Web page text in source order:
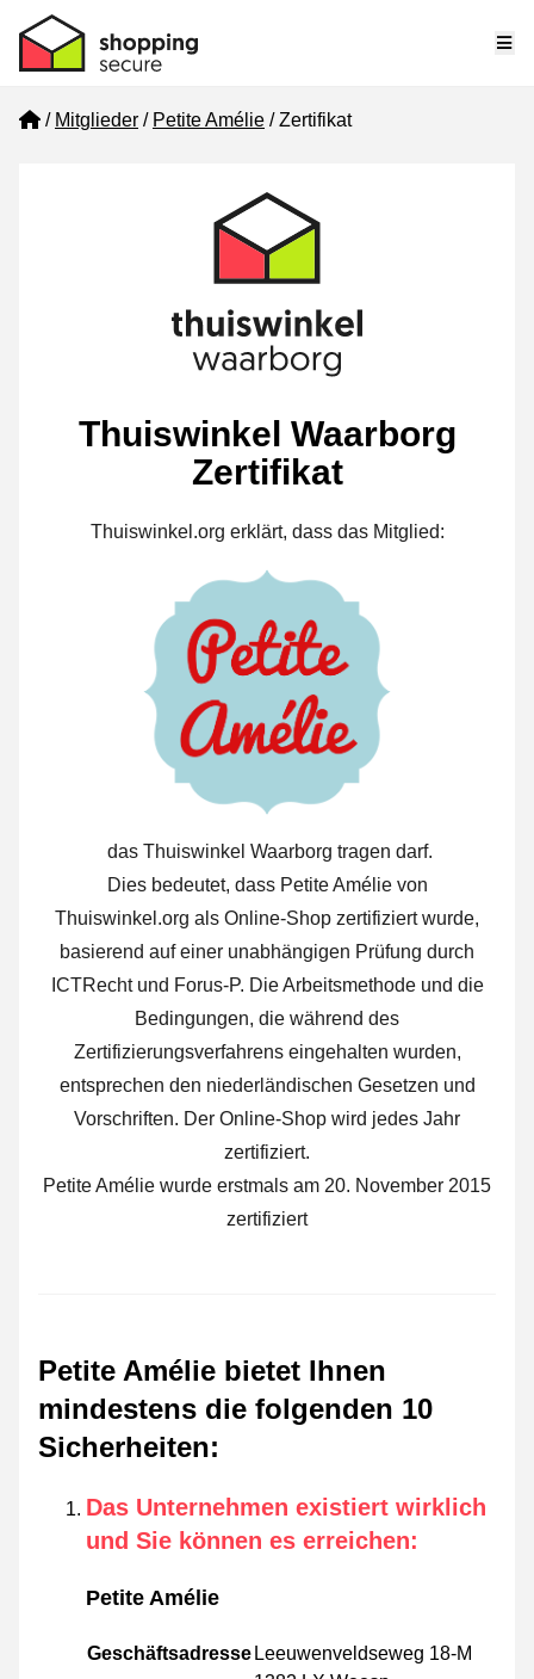
Home
Mitglieder Petite Amélie Zertifikat
Thuiswinkel Waarborg
Zertifikat
Thuiswinkel.org erklärt, dass das Mitglied:
das Thuiswinkel Waarborg tragen darf.
Dies bedeutet, dass Petite Amélie von
Thuiswinkel.org als Online-Shop zertifiziert wurde,
basierend auf einer unabhängigen Prüfung durch
ICTRecht und Forus-P. Die Arbeitsmethode und die
Bedingungen, die während des
Zertifizierungsverfahrens eingehalten wurden,
entsprechen den niederländischen Gesetzen und
Vorschriften. Der Online-Shop wird jedes Jahr
zertifiziert.
Petite Amélie wurde erstmals am 20. November 2015
zertifiziert
Petite Amélie bietet Ihnen
mindestens die folgenden 10
Sicherheiten:
Das Unternehmen existiert wirklich
und Sie können es erreichen:
Petite Amélie
Geschäftsadresse Leeuwenveldseweg 18-M